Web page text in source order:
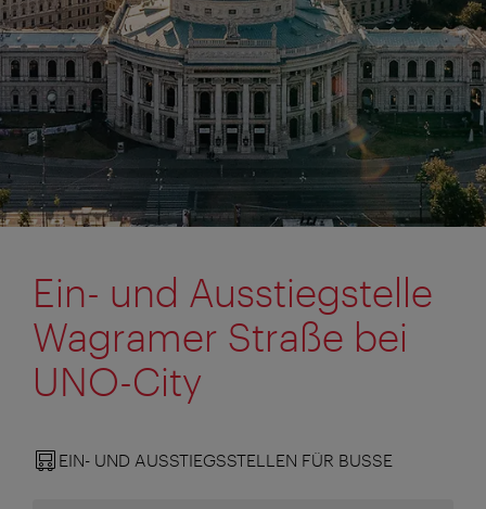
Ein- und Ausstiegstelle
Wagramer Straße bei
UNO-City
EIN- UND AUSSTIEGSSTELLEN FÜR BUSSE